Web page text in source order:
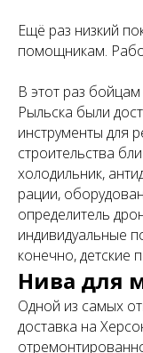
Ещё раз низкий
помощникам.
В этот раз
Рыльска были
инструменты для
строительства
холодильник,
рации,
определитель
индивидуальные
конечно, детские
Нива для
Одной из самых
доставка на